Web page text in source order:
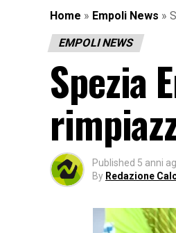
Home » Empoli News »
EMPOLI NEWS
Spezia
Published 5 anni
By Redazione